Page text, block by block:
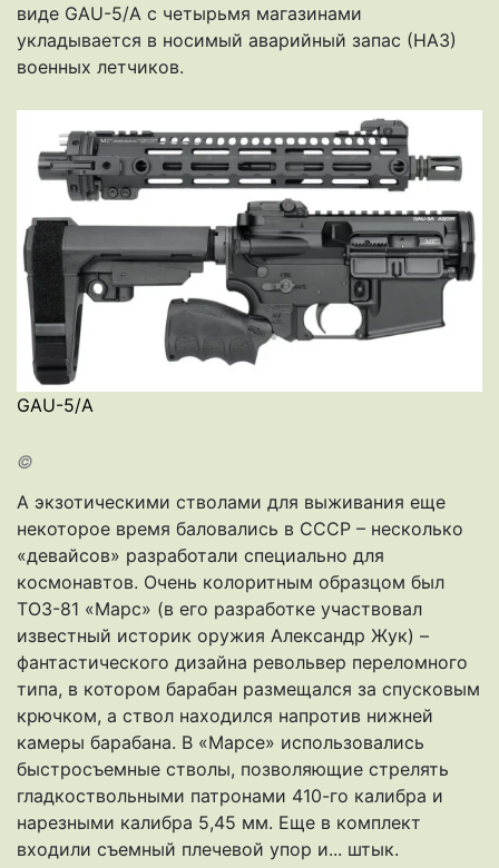
виде GAU-5/A с четырьмя магазинами
укладывается в носимый аварийный запас (НАЗ)
военных летчиков.
GAU-5/A
©
А экзотическими стволами для выживания еще
некоторое время баловались в СССР – несколько
«девайсов» разработали специально для
космонавтов. Очень колоритным образцом был
ТОЗ-81 «Марс» (в его разработке участвовал
известный историк оружия Александр Жук) –
фантастического дизайна револьвер переломного
типа, в котором барабан размещался за спусковым
крючком, а ствол находился напротив нижней
камеры барабана. В «Марсе» использовались
быстросъемные стволы, позволяющие стрелять
гладкоствольными патронами 410-го калибра и
нарезными калибра 5,45 мм. Еще в комплект
входили съемный плечевой упор и... штык.